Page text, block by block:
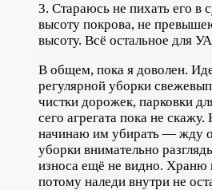
3. Стараюсь не пихать его в
высоту покрова, не
высоту. Всё остальное для
В общем, пока я доволен.
регулярной уборки
чистки дорожек, парковки
сего агрегата пока не
начинаю им убирать — жду
уборки внимательно
износа ещё не видно. Храню
потому наледи внутри не